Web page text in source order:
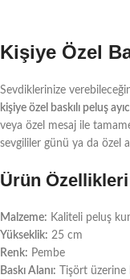
Kişiye Özel
Sevdiklerinize
kişiye özel baskılı peluş
veya özel mesaj ile
sevgililer günü ya da özel
Ürün Özellikleri
Malzeme: Kaliteli peluş
Yükseklik: 25 cm
Renk: Pembe
Baskı Alanı: Tişört üzerine